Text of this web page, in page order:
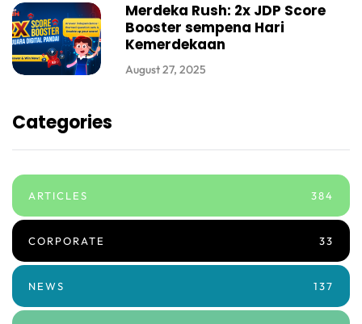
Merdeka Rush: 2x JDP Score
Booster sempena Hari
Kemerdekaan
August 27, 2025
Categories
ARTICLES 384
CORPORATE 33
NEWS 137